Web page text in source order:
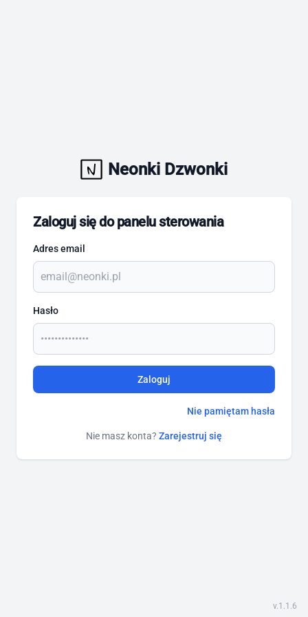
Neonki Dzwonki
Zaloguj się do panelu sterowania
Adres email
Hasło
Zaloguj
Nie pamiętam hasła
Nie masz konta? Zarejestruj się
v.1.1.6